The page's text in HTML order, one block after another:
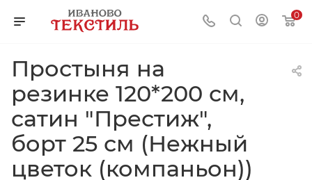
0
Простыня на
резинке 120*200 см,
сатин "Престиж",
борт 25 см (Нежный
цветок (компаньон))